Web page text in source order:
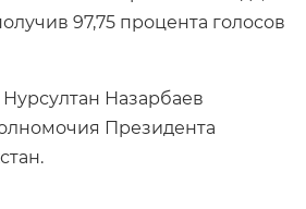
97,75 процента голосов
Нурсултан Назарбаев
Президента